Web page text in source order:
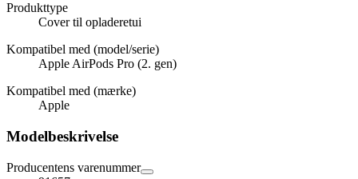
Produkttype
Cover til opladeretui
Kompatibel med (model/serie)
Apple AirPods Pro (2. gen)
Kompatibel med (mærke)
Apple
Modelbeskrivelse
Producentens varenummer